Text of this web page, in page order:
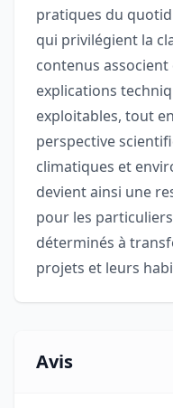
pratiques du
qui privilégient la
contenus
explications
exploitables, tout
perspective
climatiques et
devient ainsi une
pour les
déterminés à
projets et leurs
Avis